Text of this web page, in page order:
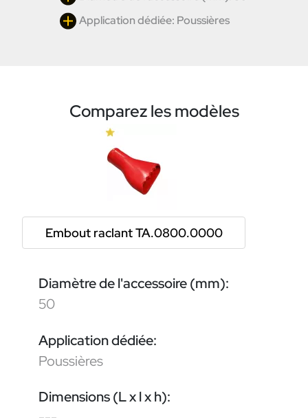
Application dédiée: Poussières
Comparez les modèles
Embout raclant TA.0800.0000
Diamètre de l'accessoire (mm):
50
Application dédiée:
Poussières
Dimensions (L x l x h):